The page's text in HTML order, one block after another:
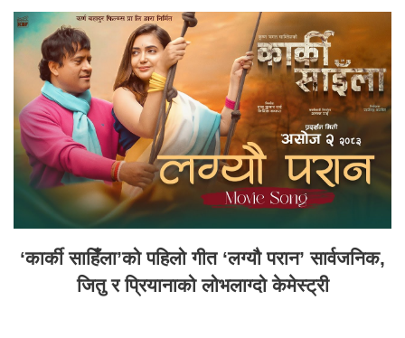
‘कार्की साहिँला’को पहिलो गीत ‘लग्यौ परान’ सार्वजनिक,
जितु र प्रियानाको लोभलाग्दो केमेस्ट्री